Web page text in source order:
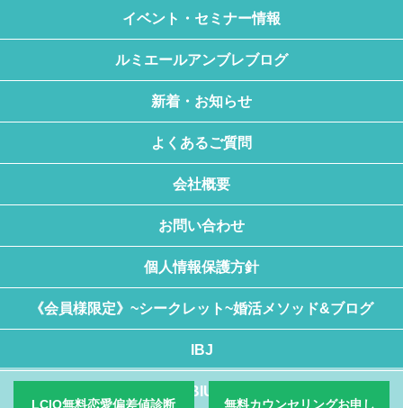
LCIQ無料恋愛偏差値診断 無料カウンセリングお申し
イベント・セミナー情報
ルミエールアンブレブログ
新着・お知らせ
よくあるご質問
会社概要
お問い合わせ
個人情報保護方針
《会員様限定》~シークレット~婚活メソッド&ブログ
IBJ
BIU